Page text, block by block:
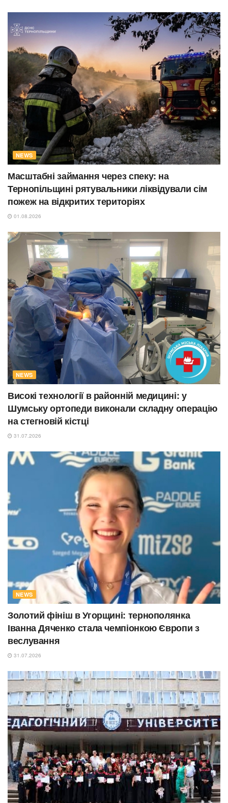
NEWS
Масштабні займання через спеку: на
Тернопільщині рятувальники ліквідували сім
пожеж на відкритих територіях
01.08.2026
NEWS
Високі технології в районній медицині: у
Шумську ортопеди виконали складну операцію
на стегновій кістці
31.07.2026
NEWS
Золотий фініш в Угорщині: тернополянка
Іванна Дяченко стала чемпіонкою Європи з
веслування
31.07.2026